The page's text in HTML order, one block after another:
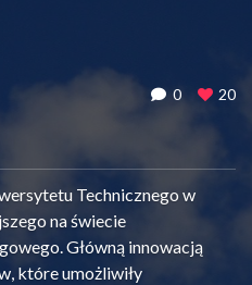
0 20
Technicznego w
na świecie
Główną innowacją
które umożliwiły